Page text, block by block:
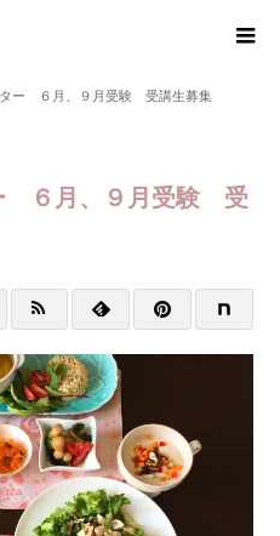
ター ６月、９月受験 受講生募集
６月、９月受験 受